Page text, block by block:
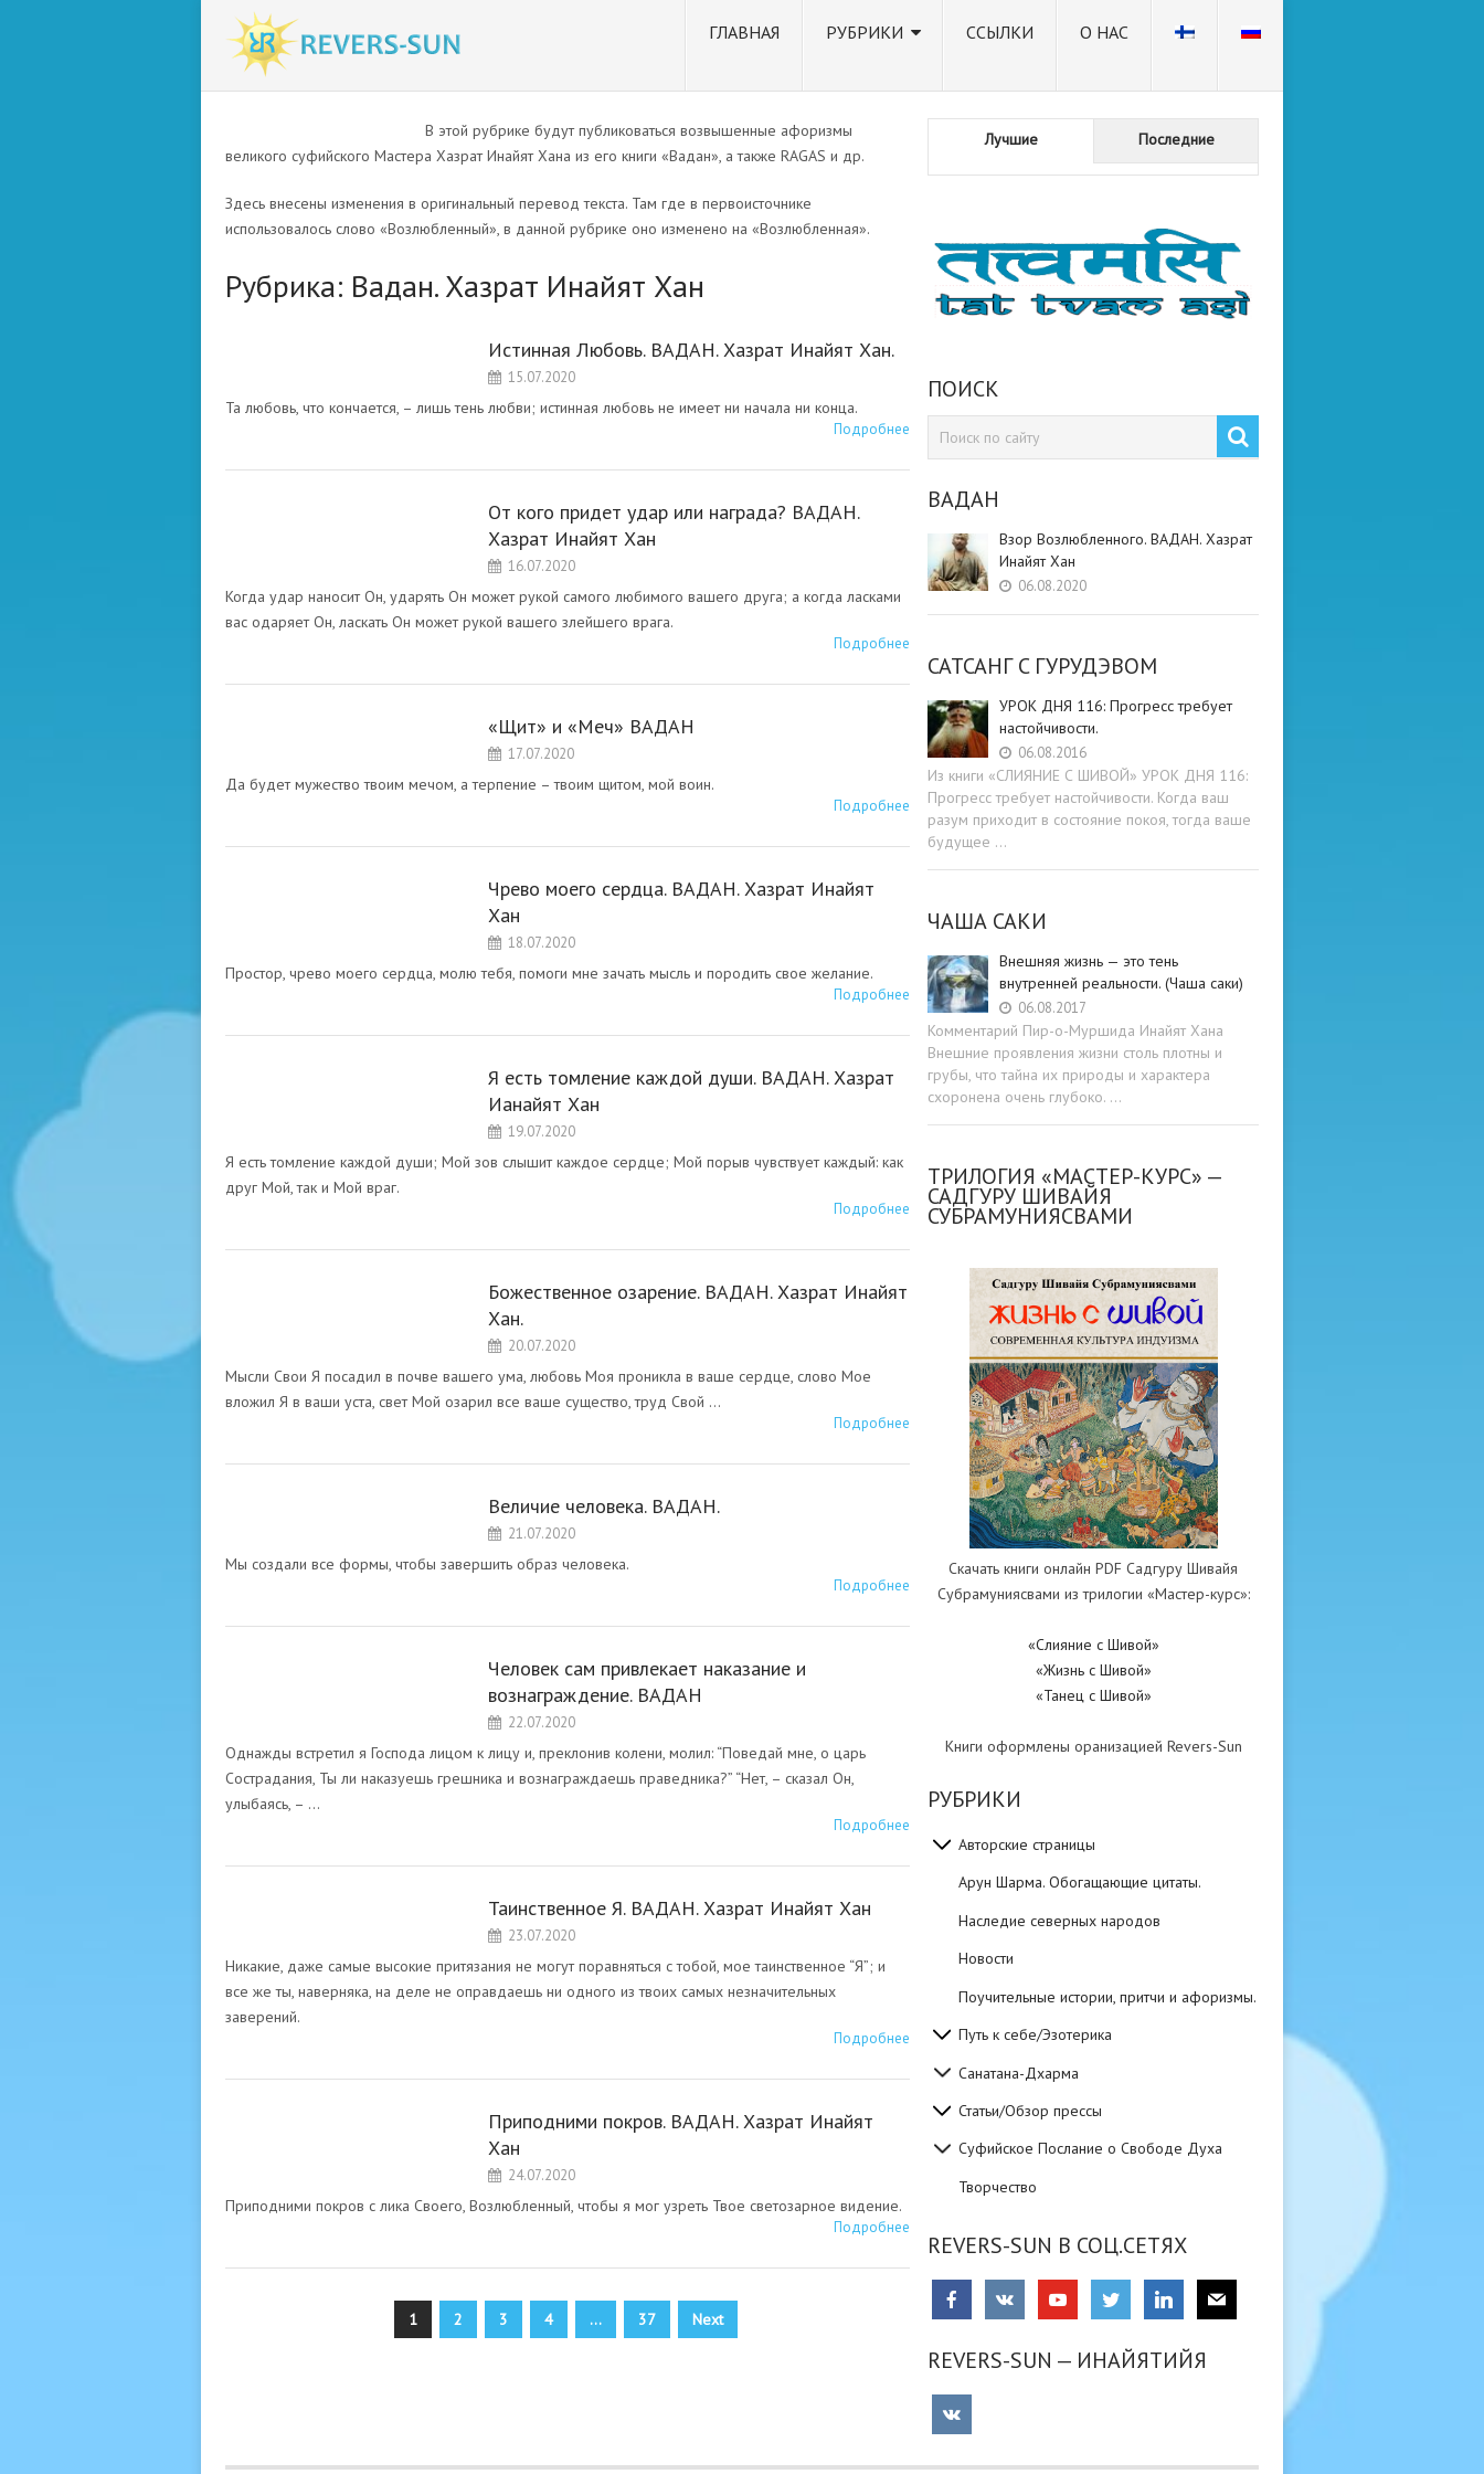
ГЛАВНАЯ РУБРИКИ ССЫЛКИ О НАС
В этой рубрике будут публиковаться возвышенные афоризмы
великого суфийского Мастера Хазрат Инайят Хана из его книги «Вадан», а также RAGAS и др.
Здесь внесены изменения в оригинальный перевод текста. Там где в первоисточнике
использовалось слово «Возлюбленный», в данной рубрике оно изменено на «Возлюбленная».
Рубрика: Вадан. Хазрат Инайят Хан
Истинная Любовь. ВАДАН. Хазрат Инайят Хан.
15.07.2020
Та любовь, что кончается, – лишь тень любви; истинная любовь не имеет ни начала ни конца.
Подробнее
От кого придет удар или награда? ВАДАН.
Хазрат Инайят Хан
16.07.2020
Когда удар наносит Он, ударять Он может рукой самого любимого вашего друга; а когда ласками
вас одаряет Он, ласкать Он может рукой вашего злейшего врага.
Подробнее
«Щит» и «Меч» ВАДАН
17.07.2020
Да будет мужество твоим мечом, а терпение – твоим щитом, мой воин.
Подробнее
Чрево моего сердца. ВАДАН. Хазрат Инайят
Хан
18.07.2020
Простор, чрево моего сердца, молю тебя, помоги мне зачать мысль и породить свое желание.
Подробнее
Я есть томление каждой души. ВАДАН. Хазрат
Ианайят Хан
19.07.2020
Я есть томление каждой души; Мой зов слышит каждое сердце; Мой порыв чувствует каждый: как
друг Мой, так и Мой враг.
Подробнее
Божественное озарение. ВАДАН. Хазрат Инайят
Хан.
20.07.2020
Мысли Свои Я посадил в почве вашего ума, любовь Моя проникла в ваше сердце, слово Мое
вложил Я в ваши уста, свет Мой озарил все ваше существо, труд Свой …
Подробнее
Величие человека. ВАДАН.
21.07.2020
Мы создали все формы, чтобы завершить образ человека.
Подробнее
Человек сам привлекает наказание и
вознаграждение. ВАДАН
22.07.2020
Однажды встретил я Господа лицом к лицу и, преклонив колени, молил: “Поведай мне, о царь
Сострадания, Ты ли наказуешь грешника и вознаграждаешь праведника?” “Нет, – сказал Он,
улыбаясь, – …
Подробнее
Таинственное Я. ВАДАН. Хазрат Инайят Хан
23.07.2020
Никакие, даже самые высокие притязания не могут поравняться с тобой, мое таинственное “Я”; и
все же ты, наверняка, на деле не оправдаешь ни одного из твоих самых незначительных
заверений.
Подробнее
Приподними покров. ВАДАН. Хазрат Инайят
Хан
24.07.2020
Приподними покров с лика Своего, Возлюбленный, чтобы я мог узреть Твое светозарное видение.
Подробнее
1 2 3 4 … 37 Next
Лучшие Последние
ПОИСК
ВАДАН
Взор Возлюбленного. ВАДАН. Хазрат
Инайят Хан
06.08.2020
САТСАНГ C ГУРУДЭВОМ
УРОК ДНЯ 116: Прогресс требует
настойчивости.
06.08.2016
Из книги «СЛИЯНИЕ С ШИВОЙ» УРОК ДНЯ 116:
Прогресс требует настойчивости. Когда ваш
разум приходит в состояние покоя, тогда ваше
будущее …
ЧАША САКИ
Внешняя жизнь — это тень
внутренней реальности. (Чаша саки)
06.08.2017
Комментарий Пир-о-Муршида Инайят Хана
Внешние проявления жизни столь плотны и
грубы, что тайна их природы и характера
схоронена очень глубоко. …
ТРИЛОГИЯ «МАСТЕР-КУРС» —
САДГУРУ ШИВАЙЯ
СУБРАМУНИЯСВАМИ
Скачать книги онлайн PDF Садгуру Шивайя
Субрамуниясвами из трилогии «Мастер-курс»:
«Слияние с Шивой»
«Жизнь с Шивой»
«Танец с Шивой»
Книги оформлены оранизацией Revers-Sun
РУБРИКИ
Авторские страницы
Арун Шарма. Обогащающие цитаты.
Наследие северных народов
Новости
Поучительные истории, притчи и афоризмы.
Путь к себе/Эзотерика
Санатана-Дхарма
Статьи/Обзор прессы
Суфийское Послание о Свободе Духа
Творчество
REVERS-SUN В СОЦ.СЕТЯХ
REVERS-SUN — ИНАЙЯТИЙЯ